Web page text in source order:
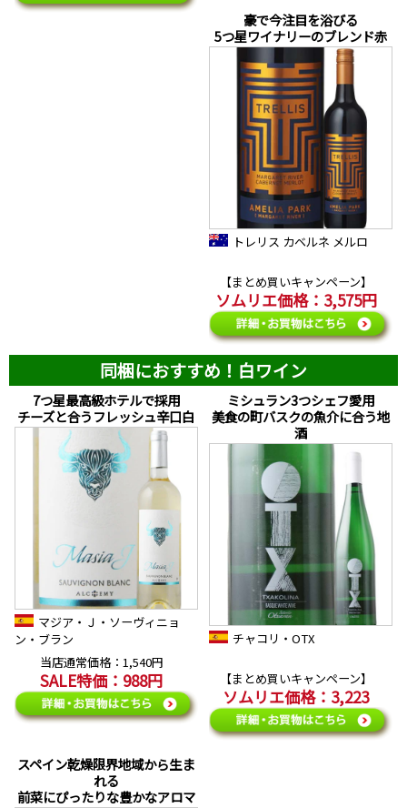
豪で今注目を浴びる
5つ星ワイナリーのブレンド赤
トレリス カベルネ メルロ
【まとめ買いキャンペーン】
ソムリエ価格：3,575円
同梱におすすめ！白ワイン
7つ星最高級ホテルで採用
チーズと合うフレッシュ辛口白
マジア・Ｊ・ソーヴィニョ
ン・ブラン
当店通常価格：1,540円
SALE特価：988円
ミシュラン3つシェフ愛用
美食の町バスクの魚介に合う地
酒
チャコリ・OTX
【まとめ買いキャンペーン】
ソムリエ価格：3,223
スペイン乾燥限界地域から生ま
れる
前菜にぴったりな豊かなアロマ